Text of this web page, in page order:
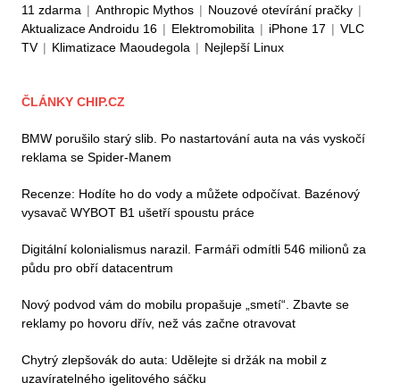
11 zdarma | Anthropic Mythos | Nouzové otevírání pračky |
Aktualizace Androidu 16 | Elektromobilita | iPhone 17 | VLC
TV | Klimatizace Maoudegola | Nejlepší Linux
ČLÁNKY CHIP.CZ
BMW porušilo starý slib. Po nastartování auta na vás vyskočí
reklama se Spider-Manem
Recenze: Hodíte ho do vody a můžete odpočívat. Bazénový
vysavač WYBOT B1 ušetří spoustu práce
Digitální kolonialismus narazil. Farmáři odmítli 546 milionů za
půdu pro obří datacentrum
Nový podvod vám do mobilu propašuje „smetí“. Zbavte se
reklamy po hovoru dřív, než vás začne otravovat
Chytrý zlepšovák do auta: Udělejte si držák na mobil z
uzavíratelného igelitového sáčku